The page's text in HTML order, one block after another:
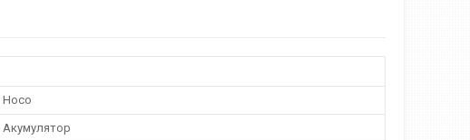
Hoco
Акумулятор